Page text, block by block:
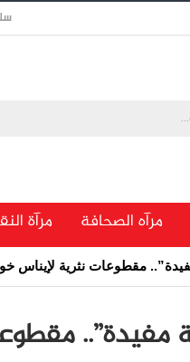
مرآه الصحافة مرآة
مقطوعات نثرية لإيناس